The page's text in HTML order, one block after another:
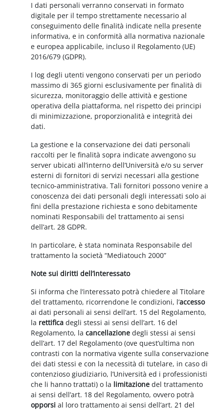
I dati personali verranno conservati in formato
digitale per il tempo strettamente necessario al
conseguimento delle finalità indicate nella presente
informativa, e in conformità alla normativa nazionale
e europea applicabile, incluso il Regolamento (UE)
2016/679 (GDPR).
I log degli utenti vengono conservati per un periodo
massimo di 365 giorni esclusivamente per finalità di
sicurezza, monitoraggio delle attività e gestione
operativa della piattaforma, nel rispetto dei principi
di minimizzazione, proporzionalità e integrità dei
dati.
La gestione e la conservazione dei dati personali
raccolti per le finalità sopra indicate avvengono su
server ubicati all’interno dell’Università e/o su server
esterni di fornitori di servizi necessari alla gestione
tecnico-amministrativa. Tali fornitori possono venire a
conoscenza dei dati personali degli interessati solo ai
fini della prestazione richiesta e sono debitamente
nominati Responsabili del trattamento ai sensi
dell’art. 28 GDPR.
In particolare, è stata nominata Responsabile del
trattamento la società “Mediatouch 2000”
Note sui diritti dell’interessato
Si informa che l’interessato potrà chiedere al Titolare
del trattamento, ricorrendone le condizioni, l’accesso
ai dati personali ai sensi dell’art. 15 del Regolamento,
la rettificadegli stessi ai sensi dell’art. 16 del
Regolamento, lacancellazione degli stessi ai sensi
dell’art. 17 del Regolamento (ove quest’ultima non
contrasti con la normativa vigente sulla conservazione
dei dati stessi e con la necessità di tutelare, in caso di
contenzioso giudiziario, l’Università ed i professionisti
che li hanno trattati) o la limitazione del trattamento
ai sensi dell’art. 18 del Regolamento, ovvero potrà
opporsi al loro trattamento ai sensi dell’art. 21 del